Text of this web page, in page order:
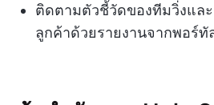
ติดตามตัวชี้วัดของทีมวิ่งแล
ลูกค้าด้วยรายงานจากพอร์ทั